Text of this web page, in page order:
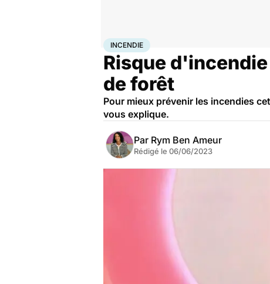
AccueilSanté Société
INCENDIE
Risque
de forêt
Pour mieux prévenir les incendies
vous explique.
Par Rym Ben Ameur
Rédigé le 06/06/2023